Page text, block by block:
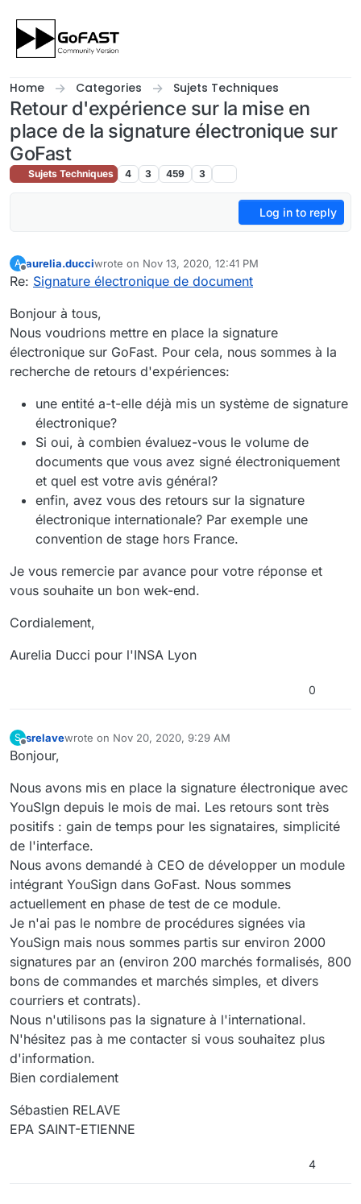
Home Categories Sujets Techniques
Retour d'expérience sur la mise en
place de la signature électronique sur
GoFast
Sujets Techniques 4 3 459 3
Log in to reply
A
Offline
aurelia.ducciwrote on Nov 13, 2020, 12:41 PM
last edited by
Re: Signature électronique de document
Bonjour à tous,
Nous voudrions mettre en place la signature
électronique sur GoFast. Pour cela, nous sommes à la
recherche de retours d'expériences:
une entité a-t-elle déjà mis un système de signature
électronique?
Si oui, à combien évaluez-vous le volume de
documents que vous avez signé électroniquement
et quel est votre avis général?
enfin, avez vous des retours sur la signature
électronique internationale? Par exemple une
convention de stage hors France.
Je vous remercie par avance pour votre réponse et
vous souhaite un bon wek-end.
Cordialement,
Aurelia Ducci pour l'INSA Lyon
0
S
Offline
srelavewrote on Nov 20, 2020, 9:29 AM
last edited by
Bonjour,
Nous avons mis en place la signature électronique avec
YouSIgn depuis le mois de mai. Les retours sont très
positifs : gain de temps pour les signataires, simplicité
de l'interface.
Nous avons demandé à CEO de développer un module
intégrant YouSign dans GoFast. Nous sommes
actuellement en phase de test de ce module.
Je n'ai pas le nombre de procédures signées via
YouSign mais nous sommes partis sur environ 2000
signatures par an (environ 200 marchés formalisés, 800
bons de commandes et marchés simples, et divers
courriers et contrats).
Nous n'utilisons pas la signature à l'international.
N'hésitez pas à me contacter si vous souhaitez plus
d'information.
Bien cordialement
Sébastien RELAVE
EPA SAINT-ETIENNE
4